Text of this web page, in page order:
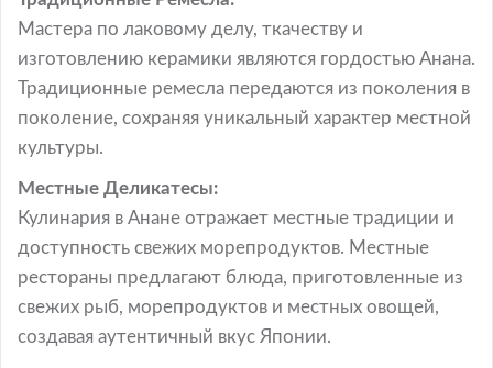
Мастера по лаковому делу, ткачеству и
изготовлению керамики являются гордостью Анана.
Традиционные ремесла передаются из поколения в
поколение, сохраняя уникальный характер местной
культуры.
Местные Деликатесы:
Кулинария в Анане отражает местные традиции и
доступность свежих морепродуктов. Местные
рестораны предлагают блюда, приготовленные из
свежих рыб, морепродуктов и местных овощей,
создавая аутентичный вкус Японии.